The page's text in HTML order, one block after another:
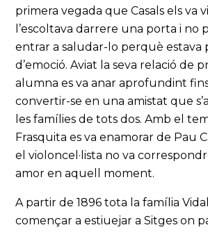
primera vegada que Casals els va
l’escoltava darrere una porta i no
entrar a saludar-lo perquè estava
d’emoció. Aviat la seva relació de
alumna es va anar aprofundint
convertir-se en una amistat que
les famílies de tots dos. Amb el
Frasquita es va enamorar de Pau
el violoncel·lista no va
amor en aquell moment.
A partir de 1896 tota la família
començar a estiuejar a Sitges on